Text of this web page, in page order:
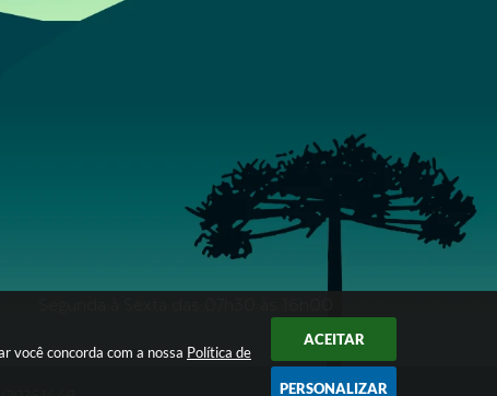
você concorda com a nossa Política de
ACEITAR
PERSONALIZAR